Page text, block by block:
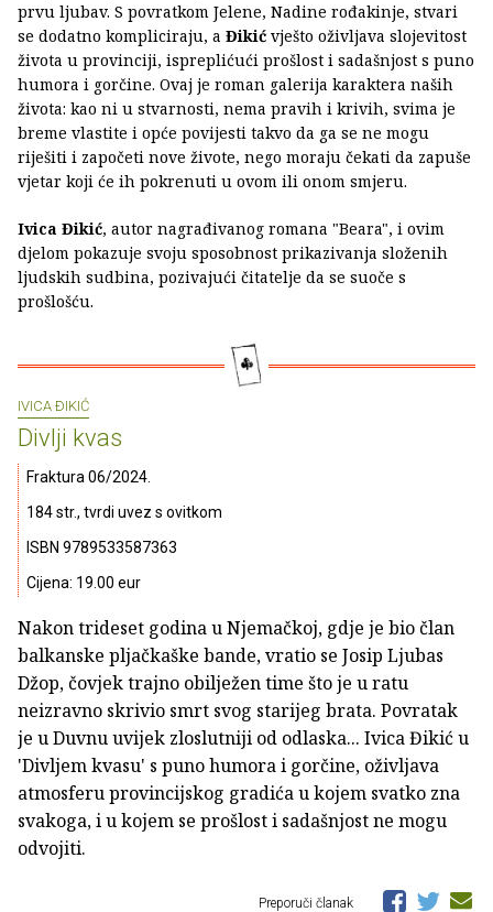
prvu ljubav. S povratkom Jelene, Nadine rođakinje, stvari
se dodatno kompliciraju, a Đikić vješto oživljava slojevitost
života u provinciji, ispreplićući prošlost i sadašnjost s puno
humora i gorčine. Ovaj je roman galerija karaktera naših
života: kao ni u stvarnosti, nema pravih i krivih, svima je
breme vlastite i opće povijesti takvo da ga se ne mogu
riješiti i započeti nove živote, nego moraju čekati da zapuše
vjetar koji će ih pokrenuti u ovom ili onom smjeru.
Ivica Đikić, autor nagrađivanog romana "Beara", i ovim
djelom pokazuje svoju sposobnost prikazivanja složenih
ljudskih sudbina, pozivajući čitatelje da se suoče s
prošlošću.
IVICA ÐIKIĆ
Divlji kvas
Fraktura 06/2024.
184 str., tvrdi uvez s ovitkom
ISBN 9789533587363
Cijena: 19.00 eur
Nakon trideset godina u Njemačkoj, gdje je bio član
balkanske pljačkaške bande, vratio se Josip Ljubas
Džop, čovjek trajno obilježen time što je u ratu
neizravno skrivio smrt svog starijeg brata. Povratak
je u Duvnu uvijek zloslutniji od odlaska... Ivica Đikić u
'Divljem kvasu' s puno humora i gorčine, oživljava
atmosferu provincijskog gradića u kojem svatko zna
svakoga, i u kojem se prošlost i sadašnjost ne mogu
odvojiti.
Preporuči članak